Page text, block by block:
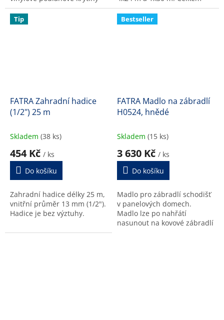
(LINO FATRA).
148 m. Neobsahuje kotvící
systém, ten je nutné přidat
do košíku samostatně...
Tip
FATRA Zahradní hadice
(1/2") 25 m
Skladem (38 ks)
454 Kč / ks
Do košíku
Zahradní hadice délky 25 m,
vnitřní průměr 13 mm (1/2").
Hadice je bez výztuhy.
Bestseller
FATRA Madlo na zábradlí
H0524, hnědé
Skladem (15 ks)
3 630 Kč / ks
Do košíku
Madlo pro zábradlí schodišť
v panelových domech.
Madlo lze po nahřátí
nasunout na kovové zábradlí